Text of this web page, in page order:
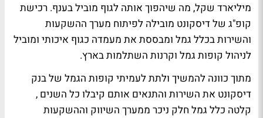
מיליארד שקל, מה שיהפוך אותה לגוף מוביל בענף. רכישת
קופ"ג של דיסקונט מובילה לפיתוח מערך ההשקעות
והשירות בכלל גמל ומבססת את מעמדה כגוף איכותי ומוביל
לניהול קופות גמל וקרנות השתלמות בארץ.
מתוך כוונה להמשיך ולתת לעמיתי קופות הגמל של בנק
דיסקונט את השירות והתנאים אותם קיבלו כל השנים ,
קלטה כלל גמל חלק ניכר ממערך השיווק וההשקעות